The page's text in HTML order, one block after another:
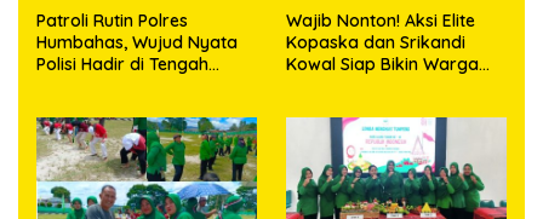
Patroli Rutin Polres
Humbahas, Wujud Nyata
Polisi Hadir di Tengah
Wajib Nonton! Aksi Elite
Kopaska dan Srikandi
Kowal Siap Bikin Warga